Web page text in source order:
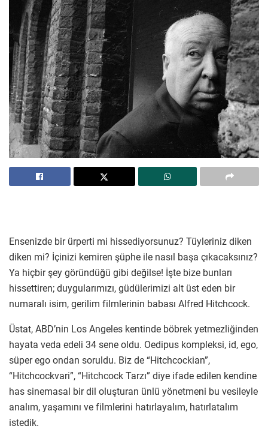
Ensenizde bir ürperti mi hissediyorsunuz? Tüyleriniz diken
diken mi? İçinizi kemiren şüphe ile nasıl başa çıkacaksınız?
Ya hiçbir şey göründüğü gibi değilse! İşte bize bunları
hissettiren; duygularımızı, güdülerimizi alt üst eden bir
numaralı isim, gerilim filmlerinin babası Alfred Hitchcock.
Üstat, ABD’nin Los Angeles kentinde böbrek yetmezliğinden
hayata veda edeli 34 sene oldu. Oedipus kompleksi, id, ego,
süper ego ondan soruldu. Biz de “Hitchcockian”,
“Hitchcockvari”, “Hitchcock Tarzı” diye ifade edilen kendine
has sinemasal bir dil oluşturan ünlü yönetmeni bu vesileyle
analım, yaşamını ve filmlerini hatırlayalım, hatırlatalım
istedik.